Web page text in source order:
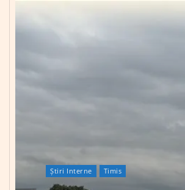
Știri Interne Timis